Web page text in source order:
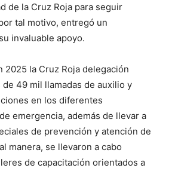
de la Cruz Roja para seguir
tal motivo, entregó un
invaluable apoyo.
2025 la Cruz Roja delegación
de 49 mil llamadas de auxilio y
en los diferentes
emergencia, además de llevar a
de prevención y atención de
manera, se llevaron a cabo
de capacitación orientados a